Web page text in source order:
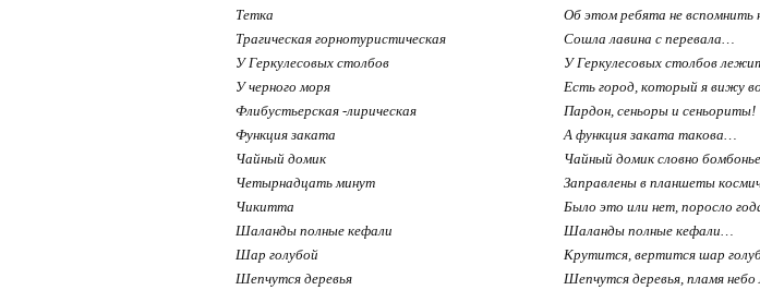
Тетка
Об этом ребята не вспомнить
Трагическая горнотуристическая
Сошла лавина с перевала…
У Геркулесовых столбов
У Геркулесовых столбов
У черного моря
Есть город, который я вижу
Флибустьерская -лирическая
Пардон, сеньоры и сеньориты!
Функция заката
А функция заката такова…
Чайный домик
Чайный домик словно
Четырнадцать минут
Заправлены в планшеты
Чикитта
Было это или нет, поросло
Шаланды полные кефали
Шаланды полные кефали…
Шар голубой
Крутится, вертится шар
Шепчутся деревья
Шепчутся деревья, пламя